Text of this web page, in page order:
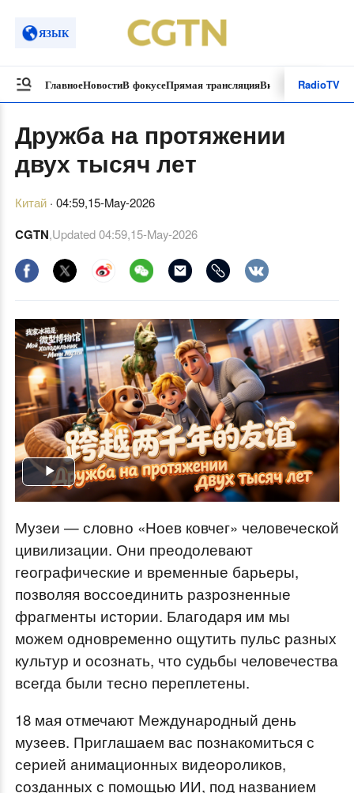
ЯЗЫК
ГлавноеНовостиВ фокусеПрямая трансляцияВидеоролики
RadioTV
Дружба на протяжении
двух тысяч лет
Китай· 04:59,15-May-2026
CGTN,Updated04:59,15-May-2026
Play
Музеи — словно «Ноев ковчег» человеческой
цивилизации. Они преодолевают
географические и временные барьеры,
позволяя воссоединить разрозненные
фрагменты истории. Благодаря им мы
можем одновременно ощутить пульс разных
культур и осознать, что судьбы человечества
всегда были тесно переплетены.
18 мая отмечают Международный день
музеев. Приглашаем вас познакомиться с
серией анимационных видеороликов,
созданных с помощью ИИ, под названием